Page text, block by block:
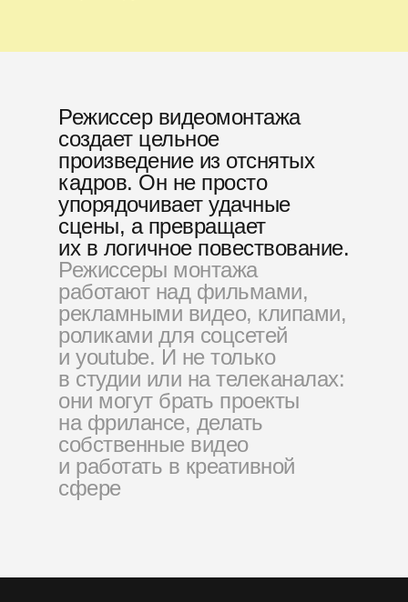
Режиссер видеомонтажа
создает цельное
произведение из отснятых
кадров. Он не просто
упорядочивает удачные
сцены, а превращает
их в логичное повествование.
Режиссеры монтажа
работают над фильмами,
рекламными видео, клипами,
роликами для соцсетей
и youtube. И не только
в студии или на телеканалах:
они могут брать проекты
на фрилансе, делать
собственные видео
и работать в креативной
сфере